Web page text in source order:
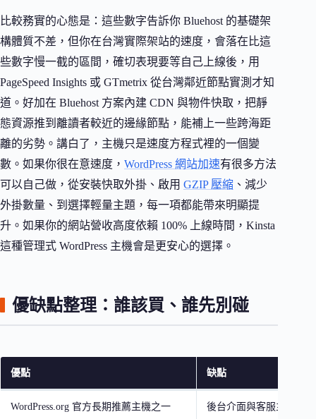
比較務實的心態是：這些數字告訴你 Bluehost 的基礎架
構體質不差，但你在台灣實際架站的速度，會落在比這
些數字慢一截的區間，確切表現要等自己上線後，用
PageSpeed Insights 或 GTmetrix 從台灣鄰近節點實測才知
道。好加在 Bluehost 方案內建 CDN 與物件快取，把靜
態資源推到離讀者較近的邊緣節點，能補上一些跨海距
離的劣勢。講白了，主機只是速度方程式裡的一個變
數。如果你很在意速度， WordPress 網站加速有很多方法
可以自己做，從安裝快取外掛、啟用 GZIP 壓縮 、減少
外掛數量、到選擇輕量主題，每一項都能帶來明顯提
升。如果你的網站營收高度依賴 100% 上線時間，Kinsta
這種管理式 WordPress 主機會是更安心的選擇。
優缺點整理：誰該買、誰先別碰
優點 缺點
WordPress.org 官方長期推薦主機之一 後台介面與客服主要以